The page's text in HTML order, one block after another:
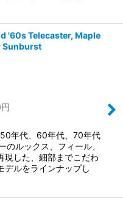
'60s Telecaster, Maple
Sunburst
円
年代、60年代、70年代
のルックス、フィール、
現した、細部までこだわ
デルをラインナップし